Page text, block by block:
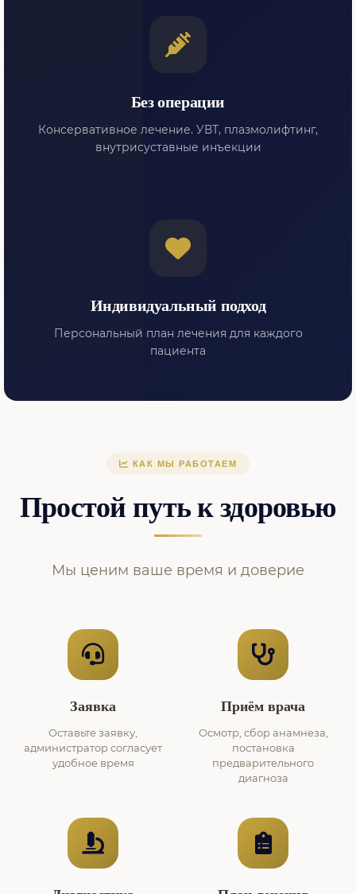
Без операции
Консервативное лечение. УВТ, плазмолифтинг,
внутрисуставные инъекции
Индивидуальный подход
Персональный план лечения для каждого
пациента
КАК МЫ РАБОТАЕМ
Простой путь к здоровью
Мы ценим ваше время и доверие
Заявка
Оставьте заявку,
администратор согласует
удобное время
Приём врача
Осмотр, сбор анамнеза,
постановка
предварительного
диагноза